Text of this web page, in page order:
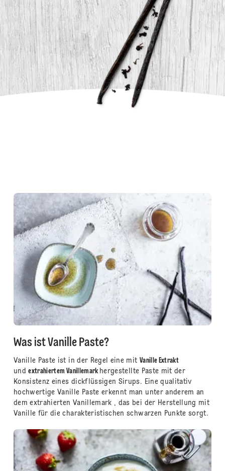
Was ist Vanille Paste?
Vanille Paste ist in der Regel eine mit Vanille Extrakt
undextrahiertem Vanillemark hergestellte Paste mit der
Konsistenz eines dickflüssigen Sirups. Eine qualitativ
hochwertige Vanille Paste erkennt man unter anderem an
dem extrahierten Vanillemark , das bei der Herstellung mit
Vanille für die charakteristischen schwarzen Punkte sorgt.